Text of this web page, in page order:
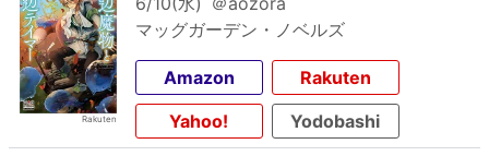
マッグガーデン・ノベルズ
Amazon
Rakuten
Yahoo!
Yodobashi